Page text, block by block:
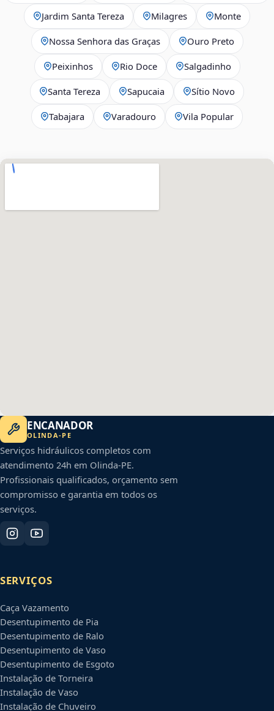
Jardim Santa Tereza Milagres Monte
Nossa Senhora das Graças Ouro Preto
Peixinhos Rio Doce Salgadinho
Santa Tereza Sapucaia Sítio Novo
Tabajara Varadouro Vila Popular
ENCANADOR
OLINDA-PE
Serviços hidráulicos completos com
atendimento 24h em Olinda-PE.
Profissionais qualificados, orçamento sem
compromisso e garantia em todos os
serviços.
SERVIÇOS
Caça Vazamento
Desentupimento de Pia
Desentupimento de Ralo
Desentupimento de Vaso
Desentupimento de Esgoto
Instalação de Torneira
Instalação de Vaso
Instalação de Chuveiro